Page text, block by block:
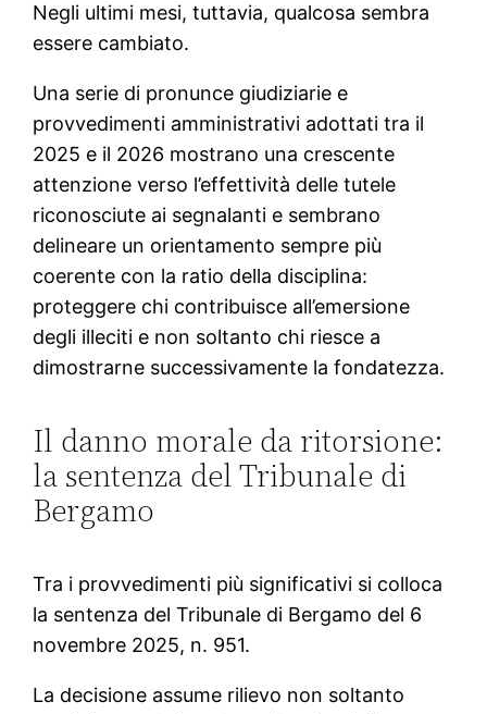
Negli ultimi mesi, tuttavia, qualcosa sembra
essere cambiato.
Una serie di pronunce giudiziarie e
provvedimenti amministrativi adottati tra il
2025 e il 2026 mostrano una crescente
attenzione verso l’effettività delle tutele
riconosciute ai segnalanti e sembrano
delineare un orientamento sempre più
coerente con la ratio della disciplina:
proteggere chi contribuisce all’emersione
degli illeciti e non soltanto chi riesce a
dimostrarne successivamente la fondatezza.
Il danno morale da ritorsione:
la sentenza del Tribunale di
Bergamo
Tra i provvedimenti più significativi si colloca
la sentenza del Tribunale di Bergamo del 6
novembre 2025, n. 951.
La decisione assume rilievo non soltanto